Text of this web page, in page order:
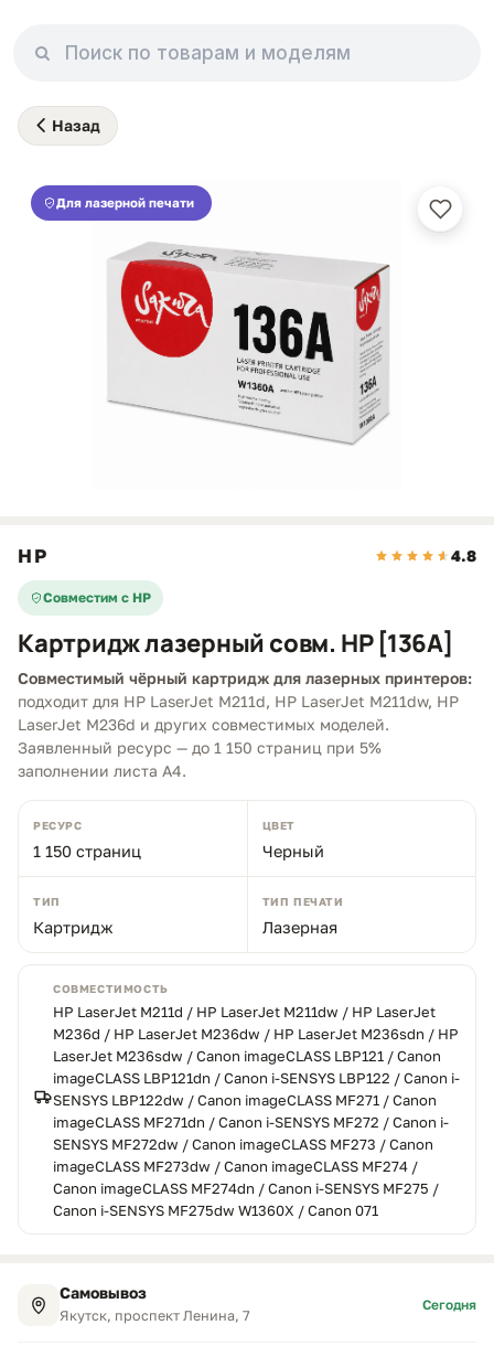
Назад
Для лазерной печати
HP 4.8
Совместим с HP
Картридж лазерный совм. HP [136A]
Совместимый чёрный картридж для лазерных принтеров:
подходит для HP LaserJet M211d, HP LaserJet M211dw, HP
LaserJet M236d и других совместимых моделей.
Заявленный ресурс — до 1 150 страниц при 5%
заполнении листа A4.
РЕСУРС
1 150 страниц
ЦВЕТ
Черный
ТИП
Картридж
ТИП ПЕЧАТИ
Лазерная
СОВМЕСТИМОСТЬ
HP LaserJet M211d / HP LaserJet M211dw / HP LaserJet
M236d / HP LaserJet M236dw / HP LaserJet M236sdn / HP
LaserJet M236sdw / Canon imageCLASS LBP121 / Canon
imageCLASS LBP121dn / Canon i-SENSYS LBP122 / Canon i-
SENSYS LBP122dw / Canon imageCLASS MF271 / Canon
imageCLASS MF271dn / Canon i-SENSYS MF272 / Canon i-
SENSYS MF272dw / Canon imageCLASS MF273 / Canon
imageCLASS MF273dw / Canon imageCLASS MF274 /
Canon imageCLASS MF274dn / Canon i-SENSYS MF275 /
Canon i-SENSYS MF275dw W1360X / Canon 071
Самовывоз
Якутск, проспект Ленина, 7
Сегодня